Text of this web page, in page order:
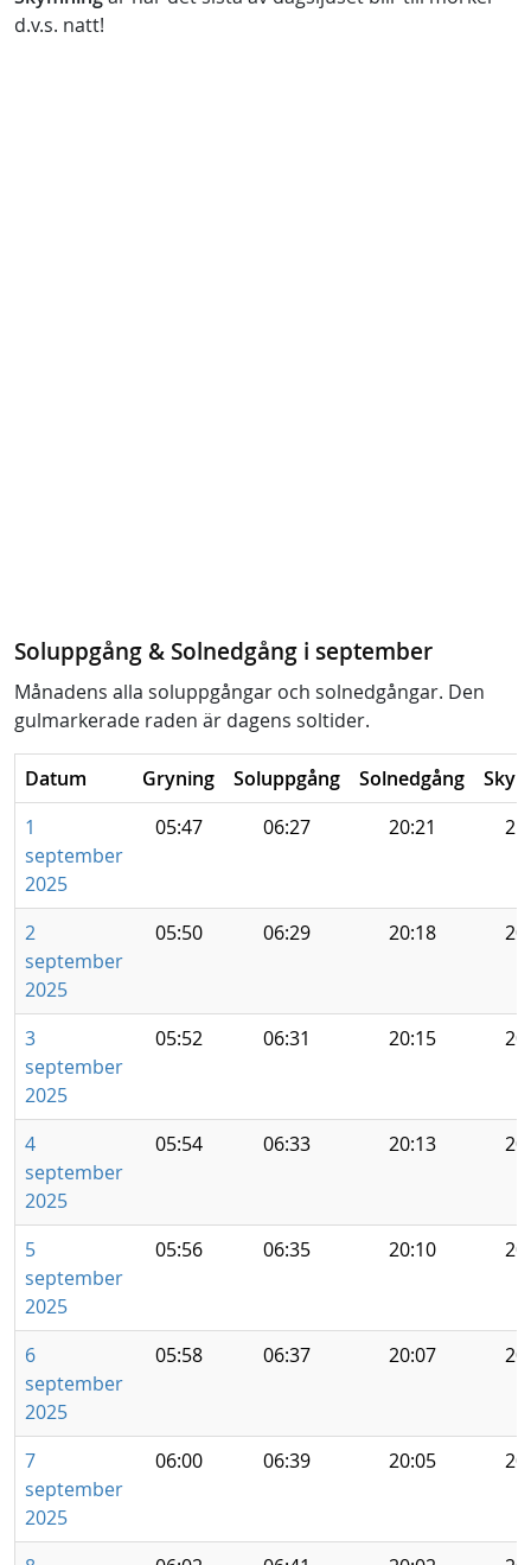
d.v.s. natt!
Soluppgång & Solnedgång i september
Månadens alla soluppgångar och solnedgångar. Den
gulmarkerade raden är dagens soltider.
Datum Gryning Soluppgång Solnedgång
1
september
2025
05:47 06:27 20:21
2
september
2025
05:50 06:29 20:18
3
september
2025
05:52 06:31 20:15
4
september
2025
05:54 06:33 20:13
5
september
2025
05:56 06:35 20:10
6
september
2025
05:58 06:37 20:07
7
september
2025
06:00 06:39 20:05